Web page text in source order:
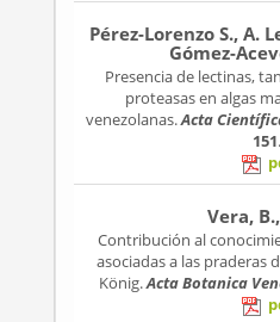
Pérez-Lorenzo S., A.
Gómez-
Presencia de lectinas,
proteasas en algas
venezolanas.Acta
151.
Vera,
Contribución al
asociadas a las praderas
König.Acta Botanica